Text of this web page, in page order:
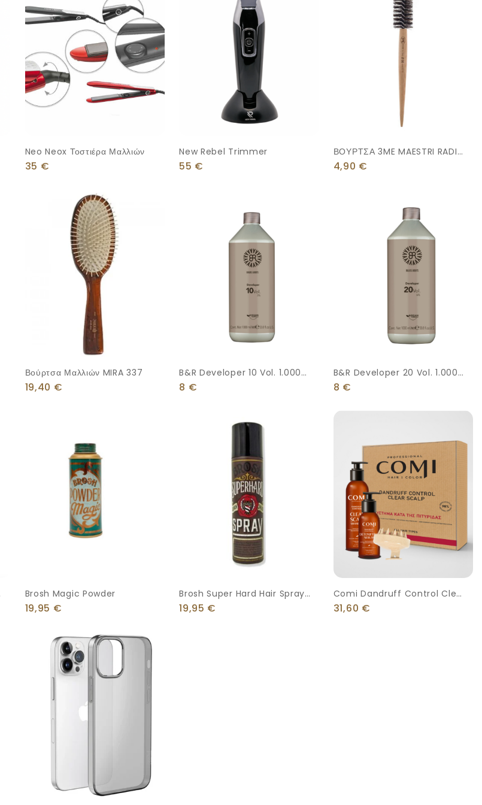
Neo Neox Τοστιέρα Μαλλιών
35 €
New Rebel Trimmer
55 €
ΒΟΥΡΤΣΑ 3ME MAESTRI RADIAL
0210
4,90 €
Βούρτσα Μαλλιών MIRA 337
19,40 €
B&R Developer 10 Vol. 1.000
Ml
8 €
B&R Developer 20 Vol. 1.000
Ml
8 €
Brosh Magic Powder
19,95 €
Brosh Super Hard Hair Spray
210g
19,95 €
Comi Dandruff Control Clear
Scalp System
31,60 €